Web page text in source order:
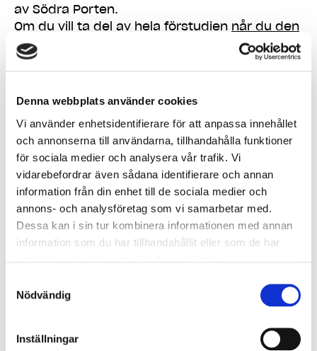
Denna webbplats använder cookies
Vi använder enhetsidentifierare för att anpassa innehållet
och annonserna till användarna, tillhandahålla funktioner
för sociala medier och analysera vår trafik. Vi
vidarebefordrar även sådana identifierare och annan
information från din enhet till de sociala medier och
annons- och analysföretag som vi samarbetar med.
Dessa kan i sin tur kombinera informationen med annan
information som du har tillhandahållit eller som de har
Nödvändig
Inställningar
av Södra Porten.
Om du vill ta del av hela förstudien når du den
här.
Regional utvecklingsplan
Portens attraktionskraft. Detta förstärks
ytterligare i Stockholmsregionens
övergripande utvecklingsplan RUFS (Regional
Utvecklingsplan för Stockholmsregionen. RUFS
beskriver den förväntade utvecklingen i
Stockholmsregionen fram till år 2050.
Regionen beräknas växa med en kvarts miljon
människor det närmaste decenniet, och den
här tillväxten ställer allt större krav på såväl
Stockholmsregionen är också behovet en
flerkärnig struktur, det vill säga att det finns
flera stadskärnor i regionen som erbjuder
attraktiva mötesplatser för handel och